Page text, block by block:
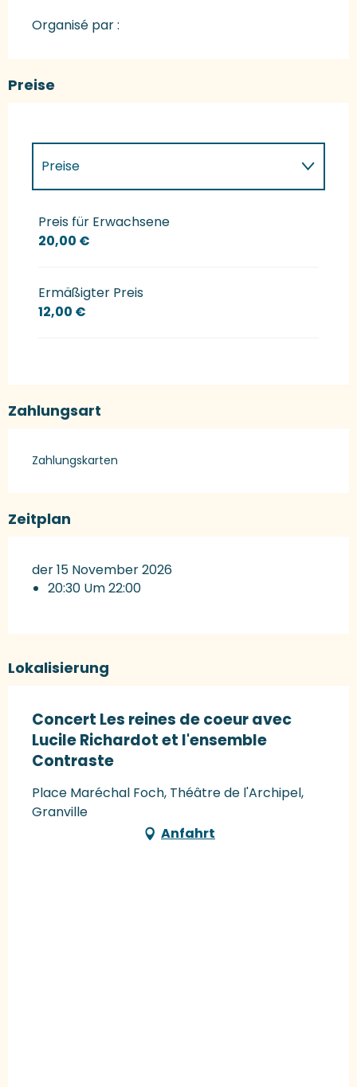
Organisé par :
Preise
Preise
Preise 2027
Preis für Erwachsene
20,00 €
Ermäßigter Preis
12,00 €
Zahlungsart
Zahlungskarten
Zeitplan
der 15 November 2026
20:30 Um 22:00
Lokalisierung
Concert Les reines de coeur avec
Lucile Richardot et l'ensemble
Contraste
Place Maréchal Foch, Théâtre de l'Archipel,
Granville
Anfahrt